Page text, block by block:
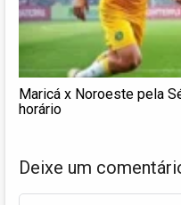
Maricá x Noroeste pela
horário
Deixe um